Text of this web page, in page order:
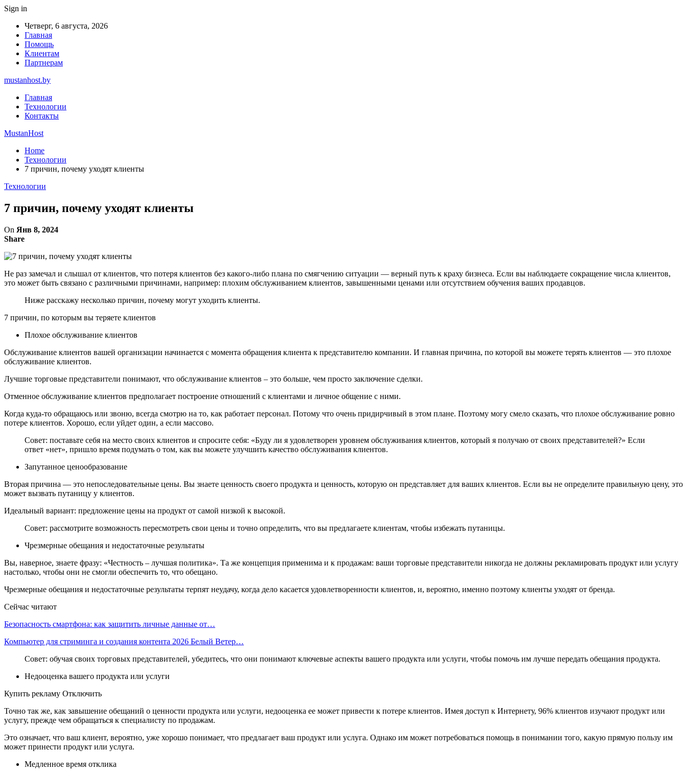
Sign in
Четверг, 6 августа, 2026
Главная
Помощь
Клиентам
Партнерам
mustanhost.by
Главная
Технологии
Контакты
MustanHost
Home
Технологии
7 причин, почему уходят клиенты
Технологии
7 причин, почему уходят клиенты
On Янв 8, 2024
Share
Не раз замечал и слышал от клиентов, что потеря клиентов без какого-либо плана по смягчению ситуации — верный путь к краху бизнеса. Если вы наблюдаете сокращение числа клиентов,
это может быть связано с различными причинами, например: плохим обслуживанием клиентов, завышенными ценами или отсутствием обучения ваших продавцов.
Ниже расскажу несколько причин, почему могут уходить клиенты.
7 причин, по которым вы теряете клиентов
Плохое обслуживание клиентов
Обслуживание клиентов вашей организации начинается с момента обращения клиента к представителю компании. И главная причина, по которой вы можете терять клиентов — это плохое
обслуживание клиентов.
Лучшие торговые представители понимают, что обслуживание клиентов – это больше, чем просто заключение сделки.
Отменное обслуживание клиентов предполагает построение отношений с клиентами и личное общение с ними.
Когда куда-то обращаюсь или звоню, всегда смотрю на то, как работает персонал. Потому что очень придирчивый в этом плане. Поэтому могу смело сказать, что плохое обслуживание ровно
потере клиентов. Хорошо, если уйдет один, а если массово.
Совет: поставьте себя на место своих клиентов и спросите себя: «Буду ли я удовлетворен уровнем обслуживания клиентов, который я получаю от своих представителей?» Если
ответ «нет», пришло время подумать о том, как вы можете улучшить качество обслуживания клиентов.
Запутанное ценообразование
Вторая причина — это непоследовательные цены. Вы знаете ценность своего продукта и ценность, которую он представляет для ваших клиентов. Если вы не определите правильную цену, это
может вызвать путаницу у клиентов.
Идеальный вариант: предложение цены на продукт от самой низкой к высокой.
Совет: рассмотрите возможность пересмотреть свои цены и точно определить, что вы предлагаете клиентам, чтобы избежать путаницы.
Чрезмерные обещания и недостаточные результаты
Вы, наверное, знаете фразу: «Честность – лучшая политика». Та же концепция применима и к продажам: ваши торговые представители никогда не должны рекламировать продукт или услугу
настолько, чтобы они не смогли обеспечить то, что обещано.
Чрезмерные обещания и недостаточные результаты терпят неудачу, когда дело касается удовлетворенности клиентов, и, вероятно, именно поэтому клиенты уходят от бренда.
Сейчас читают
Безопасность смартфона: как защитить личные данные от…
Компьютер для стриминга и создания контента 2026 Белый Ветер…
Совет: обучая своих торговых представителей, убедитесь, что они понимают ключевые аспекты вашего продукта или услуги, чтобы помочь им лучше передать обещания продукта.
Недооценка вашего продукта или услуги
Купить рекламу Отключить
Точно так же, как завышение обещаний о ценности продукта или услуги, недооценка ее может привести к потере клиентов. Имея доступ к Интернету, 96% клиентов изучают продукт или
услугу, прежде чем обращаться к специалисту по продажам.
Это означает, что ваш клиент, вероятно, уже хорошо понимает, что предлагает ваш продукт или услуга. Однако им может потребоваться помощь в понимании того, какую прямую пользу им
может принести продукт или услуга.
Медленное время отклика